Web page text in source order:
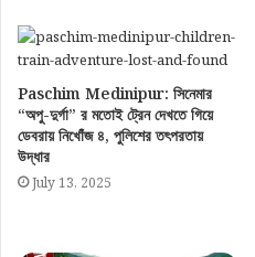
Paschim Medinipur: সিনেমার
“অপু-দুর্গা” র মতোই ট্রেন দেখতে গিয়ে
ডেবরায় নিখোঁজ ৪, পুলিশের তৎপরতায়
উদ্ধার
July 13, 2025